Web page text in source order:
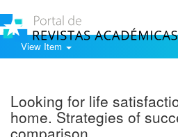
View Item
Looking for life
home. Strategies of
comparison